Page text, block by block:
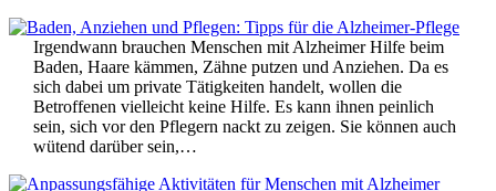
Irgendwann brauchen Menschen mit Alzheimer Hilfe beim
Baden, Haare kämmen, Zähne putzen und Anziehen. Da es
sich dabei um private Tätigkeiten handelt, wollen die
Betroffenen vielleicht keine Hilfe. Es kann ihnen peinlich
sein, sich vor den Pflegern nackt zu zeigen. Sie können auch
wütend darüber sein,…